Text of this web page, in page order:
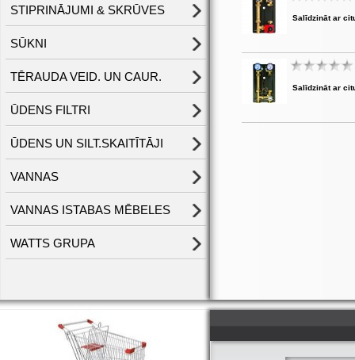
STIPRINĀJUMI & SKRŪVES
SŪKNI
TĒRAUDA VEID. UN CAUR.
ŪDENS FILTRI
ŪDENS UN SILT.SKAITĪTĀJI
VANNAS
VANNAS ISTABAS MĒBELES
WATTS GRUPA
Salīdzināt ar
Salīdzināt ar